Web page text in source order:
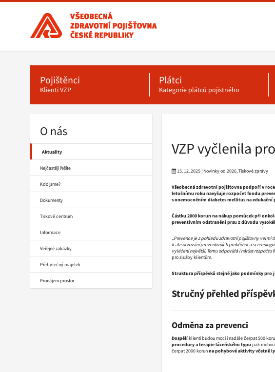
Všeobecná
zdravotní
pojišťovna
ČR,
hlavní
stránka
Pojištěnci
Klienti VZP
Plátci
Kategorie plátců pojistného
O nás
Aktuality
Nejčastěji řešíte
Kdo jsme?
Dokumenty
Tiskové centrum
Informace
Veřejné zakázky
Přebytečný majetek
Pronájem prostor
VZP vyčlenila
15. 12. 2025 | Novinky od 2026, Tiskové zprávy
Všeobecná zdravotní pojišťovna podpoří v
letošnímu roku navyšuje rozpočet fondu
s onemocněním diabetes mellitus na
Částku 2000 korun na nákup pomůcek při
preventivním odstranění prsu z důvodu
„Prevence je z pohledu zdravotní pojišťovny velmi
k absolvování preventivních prohlídek a
vyléčení největší. Tomu odpovídá i nárůst rozpočtu
pro služby klientům.
Struktura příspěvků stejně jako podmínky pro
Stručný přehled
Odměna za prevenci
Dospělíklienti budou moci i nadále čerpat 500
procedury a terapie lázeňského typu pak
čerpat 2000 korunna pohybové aktivity včetně